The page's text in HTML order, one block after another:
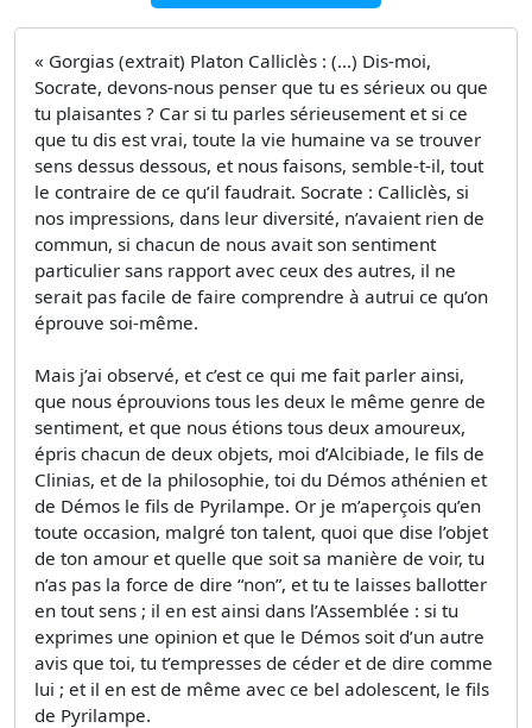
« Gorgias (extrait) Platon Calliclès : (…) Dis-moi,
Socrate, devons-nous penser que tu es sérieux ou que
tu plaisantes ? Car si tu parles sérieusement et si ce
que tu dis est vrai, toute la vie humaine va se trouver
sens dessus dessous, et nous faisons, semble-t-il, tout
le contraire de ce qu’il faudrait. Socrate : Calliclès, si
nos impressions, dans leur diversité, n’avaient rien de
commun, si chacun de nous avait son sentiment
particulier sans rapport avec ceux des autres, il ne
serait pas facile de faire comprendre à autrui ce qu’on
éprouve soi-même.
Mais j’ai observé, et c’est ce qui me fait parler ainsi,
que nous éprouvions tous les deux le même genre de
sentiment, et que nous étions tous deux amoureux,
épris chacun de deux objets, moi d’Alcibiade, le fils de
Clinias, et de la philosophie, toi du Démos athénien et
de Démos le fils de Pyrilampe. Or je m’aperçois qu’en
toute occasion, malgré ton talent, quoi que dise l’objet
de ton amour et quelle que soit sa manière de voir, tu
n’as pas la force de dire “non”, et tu te laisses ballotter
en tout sens ; il en est ainsi dans l’Assemblée : si tu
exprimes une opinion et que le Démos soit d’un autre
avis que toi, tu t’empresses de céder et de dire comme
lui ; et il en est de même avec ce bel adolescent, le fils
de Pyrilampe.